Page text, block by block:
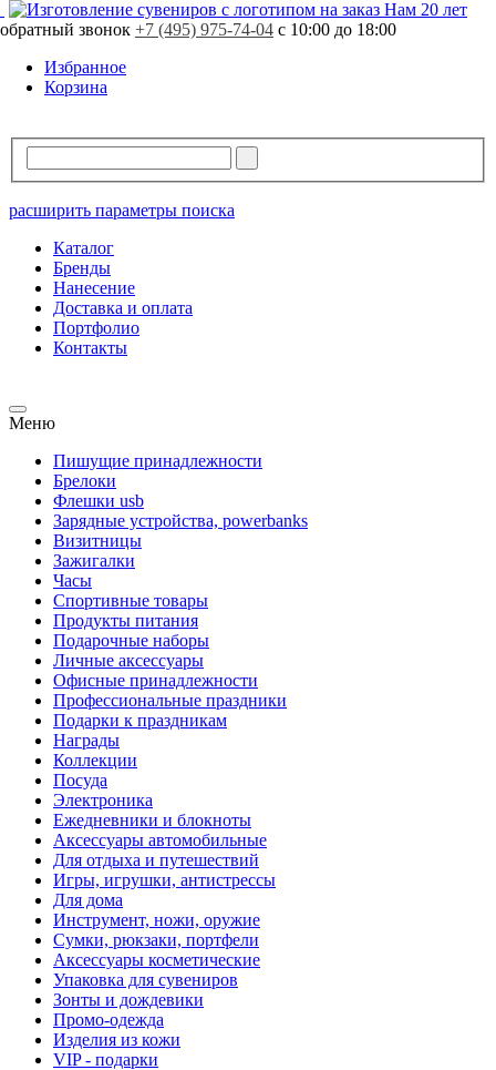
Нам 20 лет
обратный звонок +7 (495) 975-74-04 с 10:00 до 18:00
Избранное
Корзина
расширить параметры поиска
Каталог
Бренды
Нанесение
Доставка и оплата
Портфолио
Контакты
Меню
Пишущие принадлежности
Брелоки
Флешки usb
Зарядные устройства, powerbanks
Визитницы
Зажигалки
Часы
Спортивные товары
Продукты питания
Подарочные наборы
Личные аксессуары
Офисные принадлежности
Профессиональные праздники
Подарки к праздникам
Награды
Коллекции
Посуда
Электроника
Ежедневники и блокноты
Аксессуары автомобильные
Для отдыха и путешествий
Игры, игрушки, антистрессы
Для дома
Инструмент, ножи, оружие
Сумки, рюкзаки, портфели
Аксессуары косметические
Упаковка для сувениров
Зонты и дождевики
Промо-одежда
Изделия из кожи
VIP - подарки